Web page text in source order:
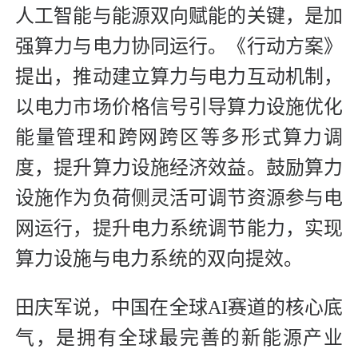
人工智能与能源双向赋能的关键，是加
强算力与电力协同运行。《行动方案》
提出，推动建立算力与电力互动机制，
以电力市场价格信号引导算力设施优化
能量管理和跨网跨区等多形式算力调
度，提升算力设施经济效益。鼓励算力
设施作为负荷侧灵活可调节资源参与电
网运行，提升电力系统调节能力，实现
算力设施与电力系统的双向提效。
田庆军说，中国在全球AI赛道的核心底
气，是拥有全球最完善的新能源产业